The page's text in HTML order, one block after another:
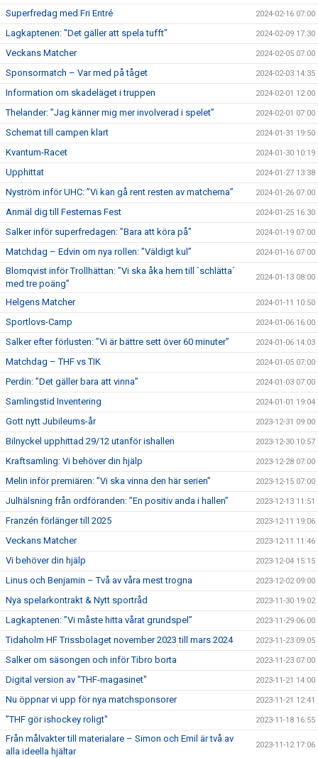
Superfredag med Fri Entré 2024-02-16 07:00
Lagkaptenen: "Det gäller att spela tufft" 2024-02-09 17:30
Veckans Matcher 2024-02-05 07:00
Sponsormatch – Var med på tåget 2024-02-03 14:35
Information om skadeläget i truppen 2024-02-01 12:00
Thelander: ”Jag känner mig mer involverad i spelet” 2024-02-01 07:00
Schemat till campen klart 2024-01-31 19:50
Kvantum-Racet 2024-01-30 10:19
Upphittat 2024-01-27 13:38
Nyström inför UHC: ”Vi kan gå rent resten av matcherna” 2024-01-26 07:00
Anmäl dig till Festernas Fest 2024-01-25 16:30
Salker inför superfredagen: ”Bara att köra på" 2024-01-19 07:00
Matchdag – Edvin om nya rollen: ”Väldigt kul” 2024-01-16 07:00
Blomqvist inför Trollhättan: ”Vi ska åka hem till `schlätta´
med tre poäng”
2024-01-13 08:00
Helgens Matcher 2024-01-11 10:50
Sportlovs-Camp 2024-01-06 16:00
Salker efter förlusten: ”Vi är bättre sett över 60 minuter” 2024-01-06 14:03
Matchdag – THF vs TIK 2024-01-05 07:00
Perdin: ”Det gäller bara att vinna” 2024-01-03 07:00
Samlingstid Inventering 2024-01-01 19:04
Gott nytt Jubileums-år 2023-12-31 09:00
Bilnyckel upphittad 29/12 utanför ishallen 2023-12-30 10:57
Kraftsamling: Vi behöver din hjälp 2023-12-28 07:00
Melin inför premiären: ”Vi ska vinna den här serien” 2023-12-15 07:00
Julhälsning från ordföranden: ”En positiv anda i hallen” 2023-12-13 11:51
Franzén förlänger till 2025 2023-12-11 19:06
Veckans Matcher 2023-12-11 11:46
Vi behöver din hjälp 2023-12-04 15:15
Linus och Benjamin – Två av våra mest trogna 2023-12-02 09:00
Nya spelarkontrakt & Nytt sportråd 2023-11-30 19:02
Lagkaptenen: ”Vi måste hitta vårat grundspel” 2023-11-29 06:00
Tidaholm HF Trissbolaget november 2023 till mars 2024 2023-11-23 09:05
Salker om säsongen och inför Tibro borta 2023-11-23 07:00
Digital version av "THF-magasinet" 2023-11-21 14:00
Nu öppnar vi upp för nya matchsponsorer 2023-11-21 12:41
”THF gör ishockey roligt" 2023-11-18 16:55
Från målvakter till materialare – Simon och Emil är två av
alla ideella hjältar
2023-11-12 17:06